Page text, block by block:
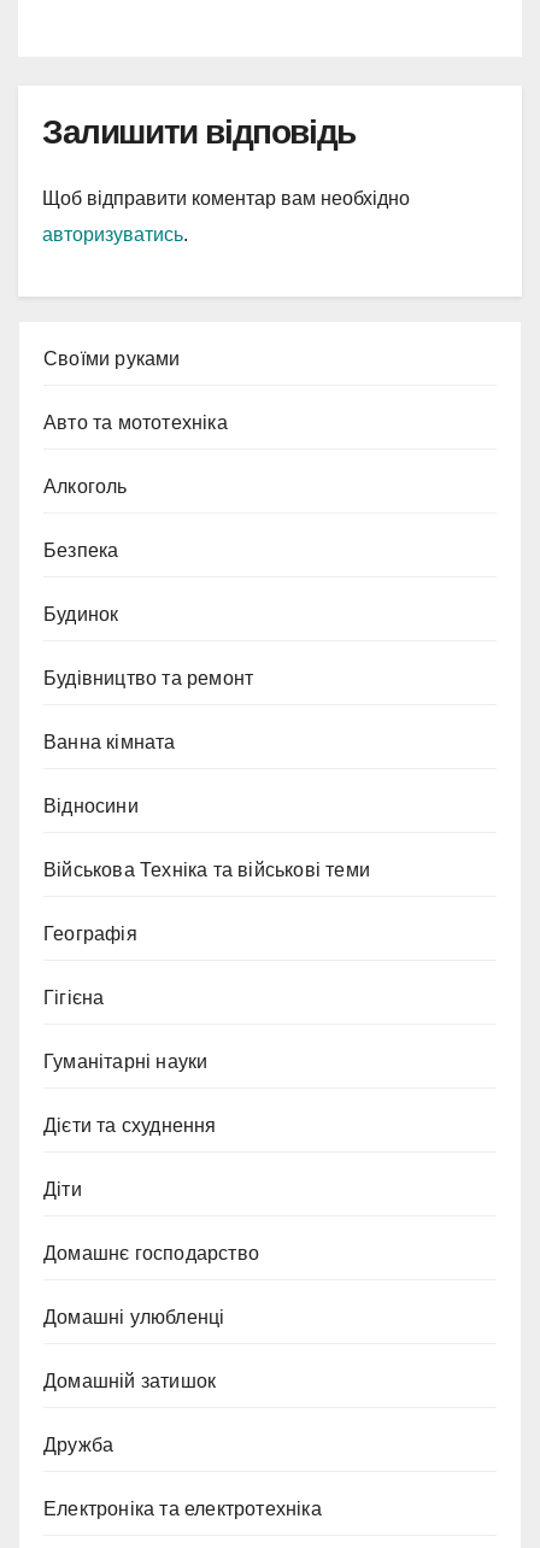
Залишити відповідь
Щоб відправити коментар вам необхідно
авторизуватись.
Cвоїми руками
Авто та мототехніка
Алкоголь
Безпека
Будинок
Будівництво та ремонт
Ванна кімната
Відносини
Військова Техніка та військові теми
Географія
Гігієна
Гуманітарні науки
Дієти та схуднення
Діти
Домашнє господарство
Домашні улюбленці
Домашній затишок
Дружба
Електроніка та електротехніка